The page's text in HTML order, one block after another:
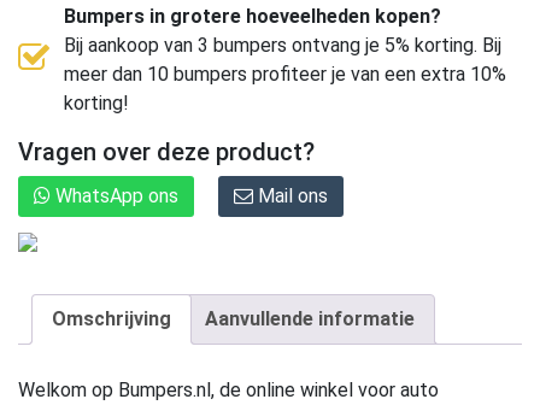
Bumpers in grotere hoeveelheden kopen?
Bij aankoop van 3 bumpers ontvang je 5% korting. Bij
meer dan 10 bumpers profiteer je van een extra 10%
korting!
Vragen over deze product?
WhatsApp ons Mail ons
Omschrijving Aanvullende informatie
Welkom op Bumpers.nl, de online winkel voor auto